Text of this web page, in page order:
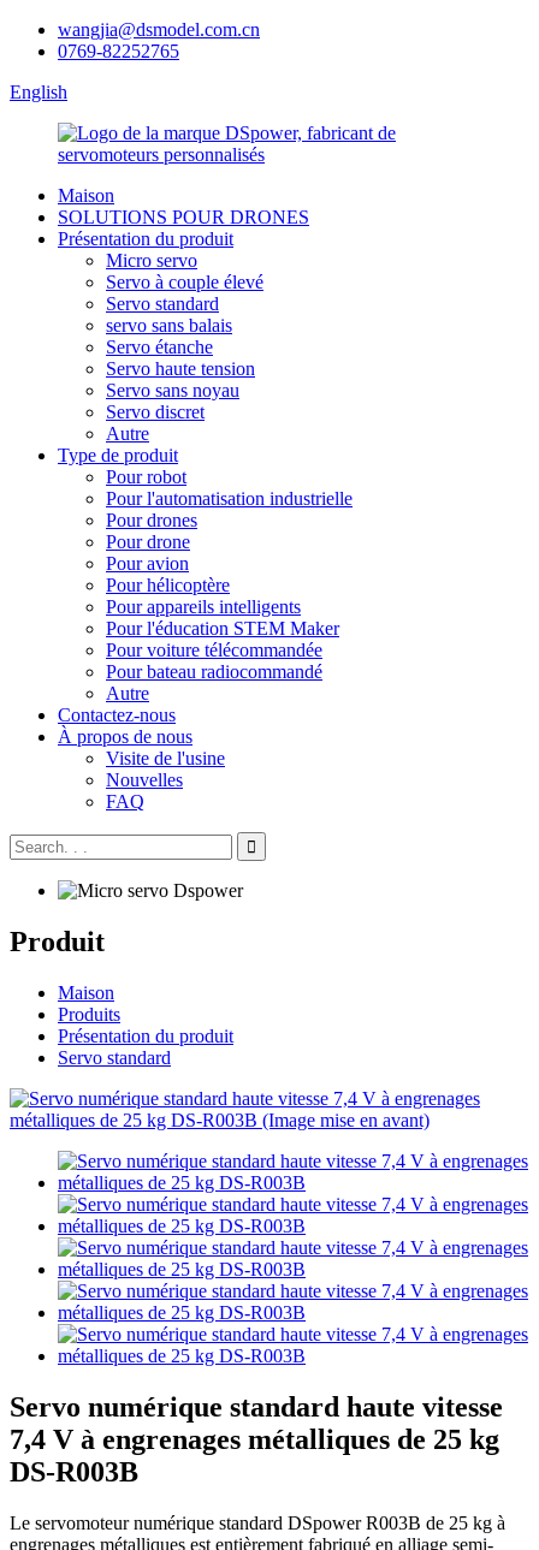
wangjia@dsmodel.com.cn
0769-82252765
English
Maison
SOLUTIONS POUR DRONES
Présentation du produit
Micro servo
Servo à couple élevé
Servo standard
servo sans balais
Servo étanche
Servo haute tension
Servo sans noyau
Servo discret
Autre
Type de produit
Pour robot
Pour l'automatisation industrielle
Pour drones
Pour drone
Pour avion
Pour hélicoptère
Pour appareils intelligents
Pour l'éducation STEM Maker
Pour voiture télécommandée
Pour bateau radiocommandé
Autre
Contactez-nous
À propos de nous
Visite de l'usine
Nouvelles
FAQ
Produit
Maison
Produits
Présentation du produit
Servo standard
Servo numérique standard haute vitesse
7,4 V à engrenages métalliques de 25 kg
DS-R003B
Le servomoteur numérique standard DSpower R003B de 25 kg à
engrenages métalliques est entièrement fabriqué en alliage semi-